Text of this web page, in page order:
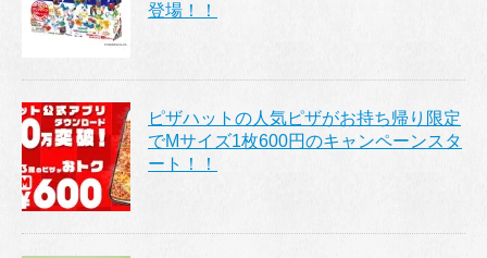
登場！！
ピザハットの人気ピザがお持ち帰り限定
でMサイズ1枚600円のキャンペーンスタ
ート！！